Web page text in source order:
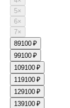
5×
6×
7×
89100 ₽
99100 ₽
109100 ₽
119100 ₽
129100 ₽
139100 ₽